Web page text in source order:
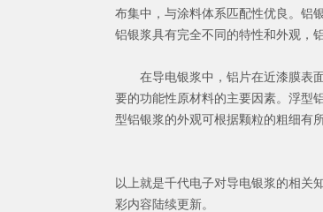
布集中，与涂料体系匹配性优良。铝
铝银浆具有完全不同的特性和外观，
在导电银浆中，铝片在近漆膜表面
要的功能性原材料的主要因素。浮型
型铝银浆的外观可根据颗粒的粗细有
以上就是千代电子对导电银浆的相关
彩内容陆续更新。